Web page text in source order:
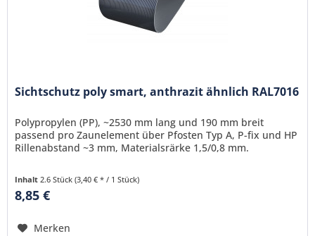
Sichtschutz poly smart, anthrazit ähnlich RAL7016
Polypropylen (PP), ~2530 mm lang und 190 mm breit
passend pro Zaunelement über Pfosten Typ A, P-fix und HP
Rillenabstand ~3 mm, Materialsrärke 1,5/0,8 mm.
Inhalt 2.6 Stück(3,40 € * / 1 Stück)
8,85 €
Merken